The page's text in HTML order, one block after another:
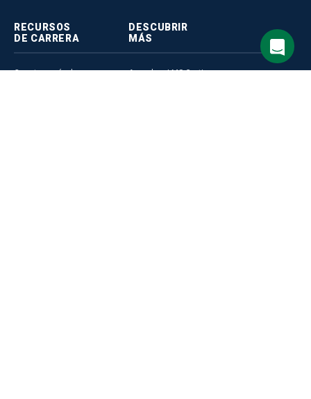
RECURSOS
DE CARRERA
Crea tu currículum
DESCUBRIR
MÁS
Accede a LMS Gratis